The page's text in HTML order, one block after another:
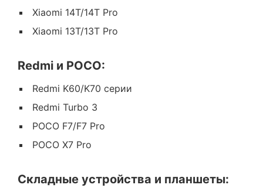
Xiaomi 14T/14T Pro
Xiaomi 13T/13T Pro
Redmi и POCO:
Redmi K60/K70 серии
Redmi Turbo 3
POCO F7/F7 Pro
POCO X7 Pro
Складные устройства и планшеты: